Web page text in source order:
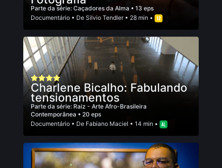
Parte da série: Caçadores da Alma • 13 eps
Documentário • De Silvio Tendler• 28 min •
Charlene Bicalho: Fabulando
tensionamentos
Parte da série: Raiz - Arte Afro-Brasileira
Contemporânea • 20 eps
Documentário • De Fabiano Maciel • 14 min •